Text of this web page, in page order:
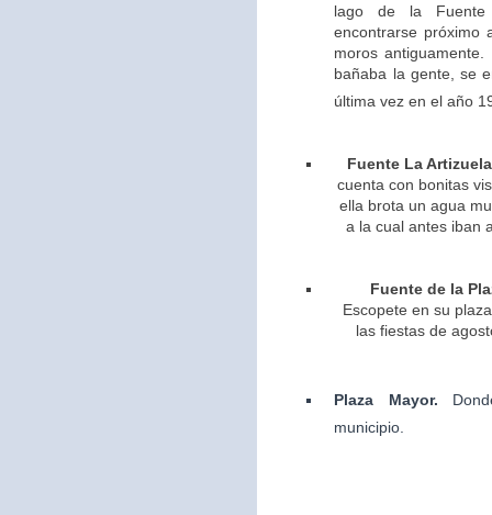
lago de la
encontrarse próximo
moros
bañaba la gente, se
última vez en el año
Fuente La
cuenta con bonitas
ella brota un agua
a la cual antes iban
Fuente de la
Escopete en su
las fiestas de
Plaza Mayor.
municipio.